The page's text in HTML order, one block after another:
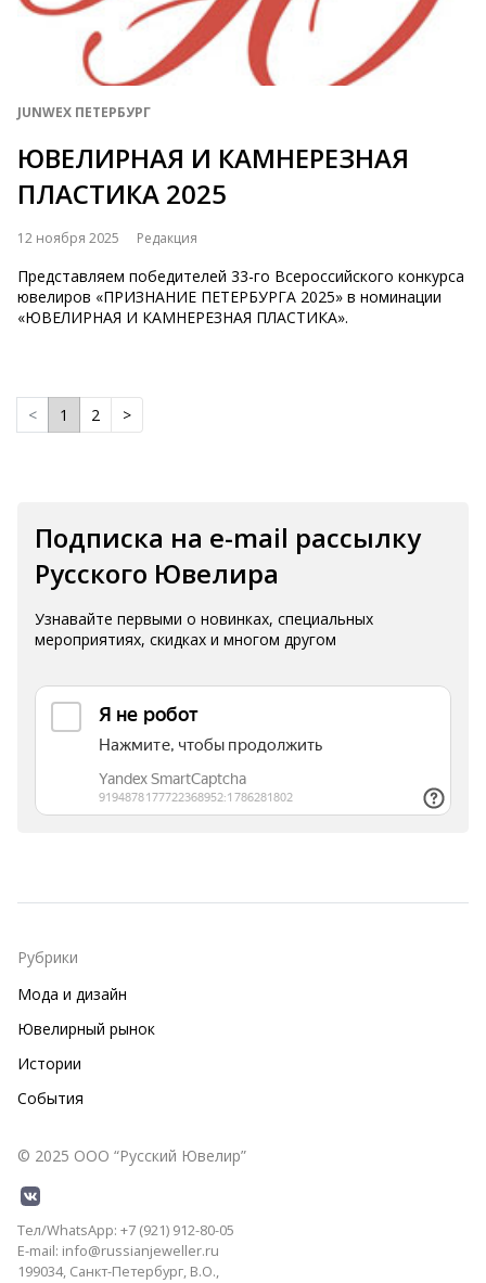
JUNWEX ПЕТЕРБУРГ
ЮВЕЛИРНАЯ И КАМНЕРЕЗНАЯ
ПЛАСТИКА 2025
12 ноября 2025 Редакция
Представляем победителей 33-го Всероссийского конкурса
ювелиров «ПРИЗНАНИЕ ПЕТЕРБУРГА 2025» в номинации
«ЮВЕЛИРНАЯ И КАМНЕРЕЗНАЯ ПЛАСТИКА».
< 1 2 >
Подписка на e-mail рассылку
Русского Ювелира
Узнавайте первыми о новинках, специальных
мероприятиях, скидках и многом другом
© 2025 ООО “Русский Ювелир”
Тел/WhatsApp: +7 (921) 912-80-05
E-mail: info@russianjeweller.ru
199034, Санкт-Петербург, В.О.,
Рубрики
Мода и дизайн
Ювелирный рынок
Истории
События